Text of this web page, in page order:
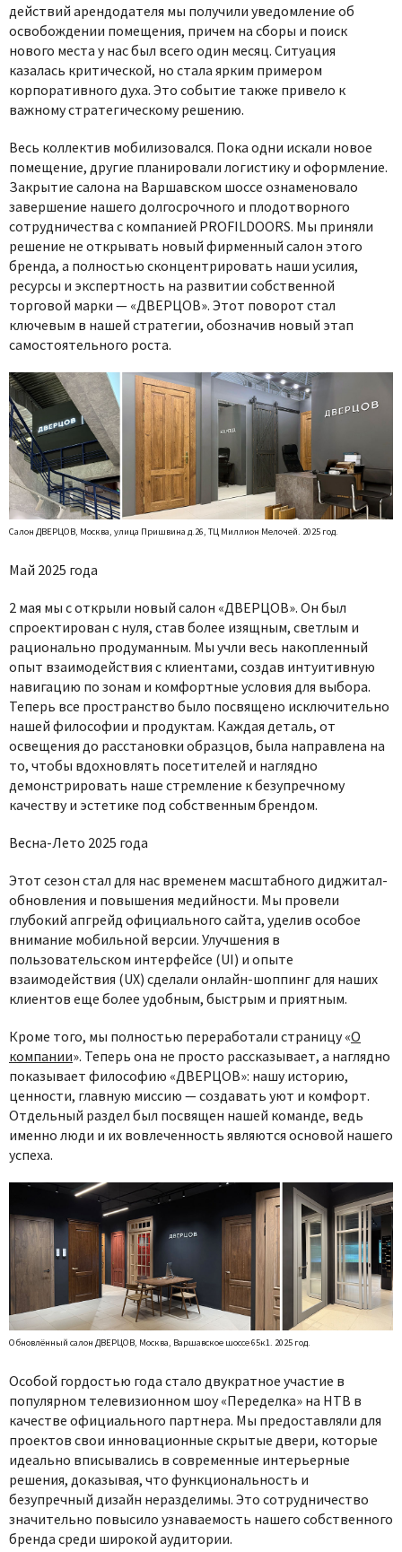
действий арендодателя мы получили уведомление об
освобождении помещения, причем на сборы и поиск
нового места у нас был всего один месяц. Ситуация
казалась критической, но стала ярким примером
корпоративного духа. Это событие также привело к
важному стратегическому решению.
Весь коллектив мобилизовался. Пока одни искали новое
помещение, другие планировали логистику и оформление.
Закрытие салона на Варшавском шоссе ознаменовало
завершение нашего долгосрочного и плодотворного
сотрудничества с компанией PROFILDOORS. Мы приняли
решение не открывать новый фирменный салон этого
бренда, а полностью сконцентрировать наши усилия,
ресурсы и экспертность на развитии собственной
торговой марки — «ДВЕРЦОВ». Этот поворот стал
ключевым в нашей стратегии, обозначив новый этап
самостоятельного роста.
Салон ДВЕРЦОВ, Москва, улица Пришвина д.26, ТЦ Миллион Мелочей. 2025 год.
Май 2025 года
2 мая мы с открыли новый салон «ДВЕРЦОВ». Он был
спроектирован с нуля, став более изящным, светлым и
рационально продуманным. Мы учли весь накопленный
опыт взаимодействия с клиентами, создав интуитивную
навигацию по зонам и комфортные условия для выбора.
Теперь все пространство было посвящено исключительно
нашей философии и продуктам. Каждая деталь, от
освещения до расстановки образцов, была направлена на
то, чтобы вдохновлять посетителей и наглядно
демонстрировать наше стремление к безупречному
качеству и эстетике под собственным брендом.
Весна-Лето 2025 года
Этот сезон стал для нас временем масштабного диджитал-
обновления и повышения медийности. Мы провели
глубокий апгрейд официального сайта, уделив особое
внимание мобильной версии. Улучшения в
пользовательском интерфейсе (UI) и опыте
взаимодействия (UX) сделали онлайн-шоппинг для наших
клиентов еще более удобным, быстрым и приятным.
Кроме того, мы полностью переработали страницу «О
компании». Теперь она не просто рассказывает, а наглядно
показывает философию «ДВЕРЦОВ»: нашу историю,
ценности, главную миссию — создавать уют и комфорт.
Отдельный раздел был посвящен нашей команде, ведь
именно люди и их вовлеченность являются основой нашего
успеха.
Обновлённый салон ДВЕРЦОВ, Москва, Варшавское шоссе 65к1. 2025 год.
Особой гордостью года стало двукратное участие в
популярном телевизионном шоу «Переделка» на НТВ в
качестве официального партнера. Мы предоставляли для
проектов свои инновационные скрытые двери, которые
идеально вписывались в современные интерьерные
решения, доказывая, что функциональность и
безупречный дизайн неразделимы. Это сотрудничество
значительно повысило узнаваемость нашего собственного
бренда среди широкой аудитории.